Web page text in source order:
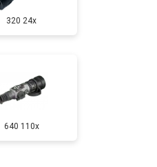
320 24x
640 110x